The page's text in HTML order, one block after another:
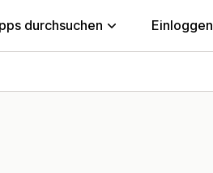
durchsuchen Einloggen